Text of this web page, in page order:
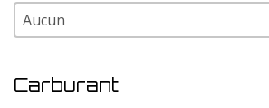
Couleur
Couleur
Carburant